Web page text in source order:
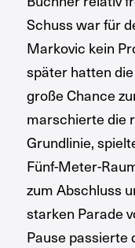
Schuss war für
Markovic kein
später hatten
große Chance
marschierte die
Grundlinie,
Fünf-Meter-
zum Abschluss
starken Parade
Pause passierte